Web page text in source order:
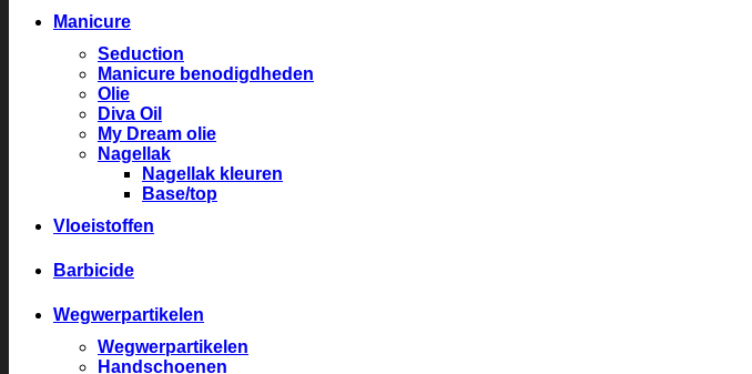
Manicure
Seduction
Manicure benodigdheden
Olie
Diva Oil
My Dream olie
Nagellak
Nagellak kleuren
Base/top
Vloeistoffen
Barbicide
Wegwerpartikelen
Wegwerpartikelen
Handschoenen